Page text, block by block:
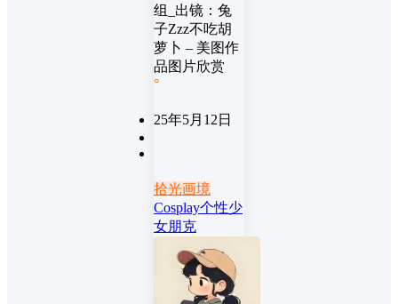
组_出镜：兔
子Zzz不吃胡
萝卜 – 美图作
品图片欣赏
°
25年5月12日
拾光画境
Cosplay个性少
女朋克